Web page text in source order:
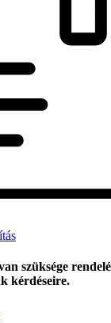
szüksége
kérdéseire.